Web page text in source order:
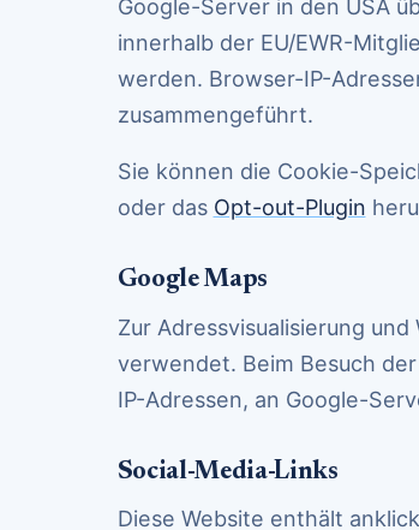
Google-Server in den USA
innerhalb der EU/EWR-
werden. Browser-IP-
zusammengeführt.
Sie können die Cookie-
oder das Opt-out-Plugin
Google Maps
Zur Adressvisualisierung
verwendet. Beim Besuch
IP-Adressen, an Google-
Social-Media-Links
Diese Website enthält